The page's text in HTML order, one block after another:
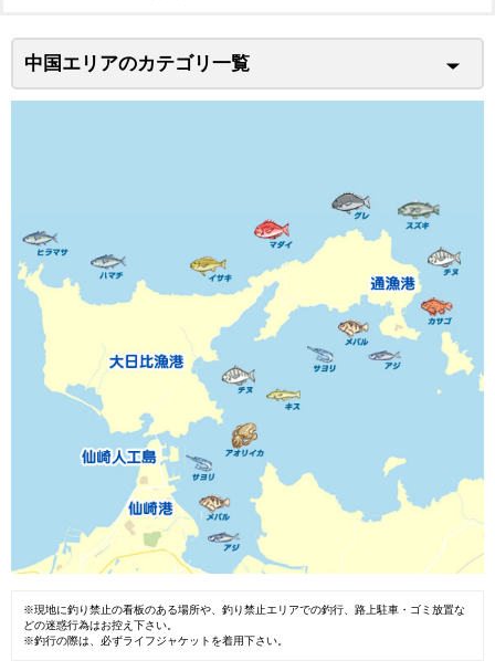
中国エリアのカテゴリ一覧
※現地に釣り禁止の看板のある場所や、釣り禁止エリアでの釣行、路上駐車・ゴミ放置な
どの迷惑行為はお控え下さい。
※釣行の際は、必ずライフジャケットを着用下さい。